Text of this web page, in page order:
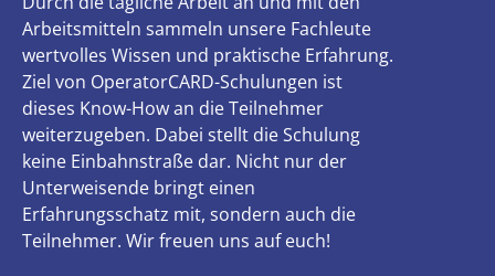
Arbeitsmitteln sammeln unsere Fachleute
wertvolles Wissen und praktische Erfahrung.
Ziel von OperatorCARD-Schulungen ist
dieses Know-How an die Teilnehmer
weiterzugeben. Dabei stellt die Schulung
keine Einbahnstraße dar. Nicht nur der
Unterweisende bringt einen
Erfahrungsschatz mit, sondern auch die
Teilnehmer. Wir freuen uns auf euch!